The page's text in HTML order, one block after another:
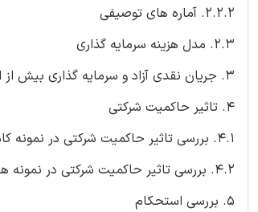
2.2.2. آماره های توصیفی
2.3. مدل هزینه سرمایه گذاری
3. جریان نقدی آزاد و سرمایه گذاری بیش از اندازه
4. تاثیر حاکمیت شرکتی
4.1. بررسی تاثیر حاکمیت شرکتی در نمونه کامل
4.2. بررسی تاثیر حاکمیت شرکتی در نمونه های فرعی
5. بررسی استحکام